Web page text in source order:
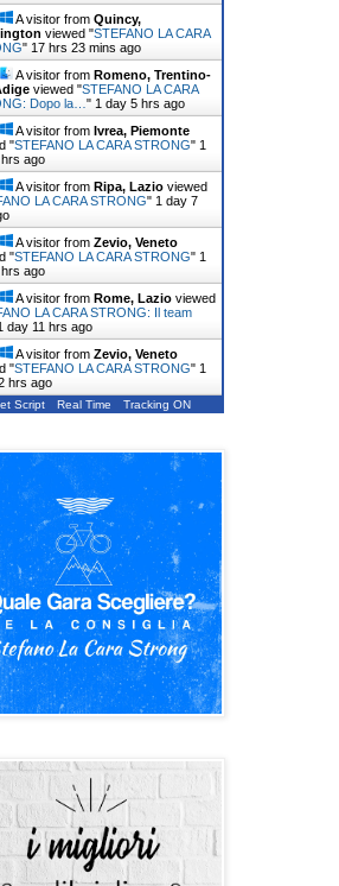
A visitor from Quincy,
viewed "STEFANO LA CARA
" 17 hrs 23 mins ago
A visitor from Romeno, Trentino-
viewed "STEFANO LA CARA
Dopo la… " 1 day 5 hrs ago
A visitor from Ivrea, Piemonte
"STEFANO LA CARA STRONG" 1
ago
A visitor from Ripa, Lazio viewed
LA CARA STRONG" 1 day 7
A visitor from Zevio, Veneto
"STEFANO LA CARA STRONG" 1
ago
A visitor from Rome, Lazio viewed
LA CARA STRONG: Il team
day 11 hrs ago
A visitor from Zevio, Veneto
"STEFANO LA CARA STRONG" 1
hrs ago
Script Real Time Tracking ON